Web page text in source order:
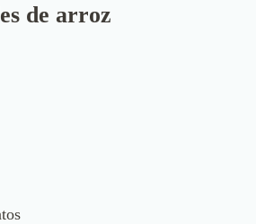
de arroz